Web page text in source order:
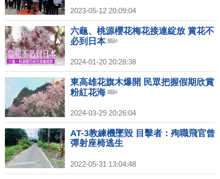
2023-05-12 20:09:04
六龜、桃源櫻花梅花接連綻放 賞花不
必到日本
2024-01-20 20:28:38
東高雄花旗木爆開 民眾把握假期欣賞
粉紅花海
2024-03-29 20:26:04
AT-3教練機墜毀 目擊者：殉職飛官曾
彈射座椅逃生
2022-05-31 13:04:48